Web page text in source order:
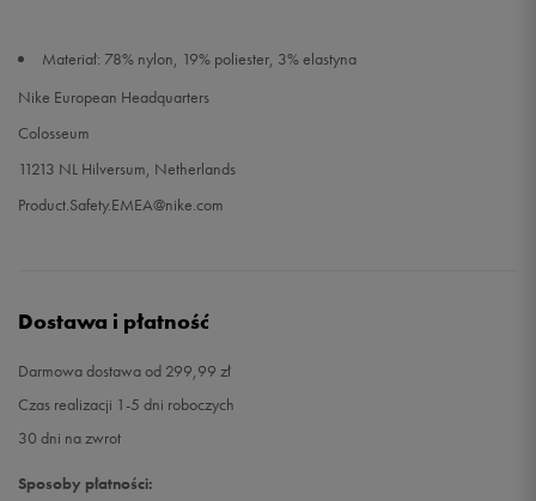
Materiał: 78% nylon, 19% poliester, 3% elastyna
Nike European Headquarters
Colosseum
11213 NL Hilversum, Netherlands
Product.Safety.EMEA@nike.com
Dostawa i płatność
Darmowa dostawa od 299,99 zł
Czas realizacji 1-5 dni roboczych
30 dni na zwrot
Sposoby płatności: